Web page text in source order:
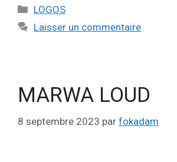
LOGOS
Laisser un commentaire
MARWA LOUD
8 septembre 2023 par fokadam